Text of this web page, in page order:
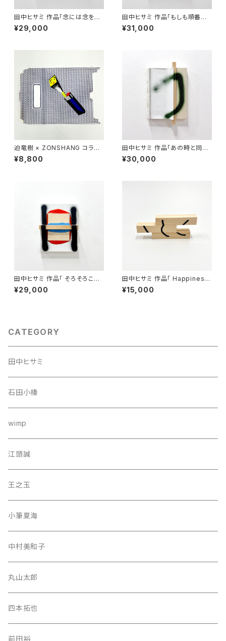
田中ヒサミ 作品「念には念を入
れて 」
¥29,000
田中ヒサミ 作品「もしも順番を
間違えたとしても 」
¥31,000
迫竜樹 × ZONSHANG コラボ
スクリーンプリント作品
¥8,800
田中ヒサミ 作品「あの時と同じ
ように振る舞えていたら 」
¥30,000
田中ヒサミ 作品「 そろそろこの
話題にも飽きてきた」
¥29,000
田中ヒサミ 作品「 Happiness
2」
¥15,000
CATEGORY
田中ヒサミ
石田小榛
wimp
江頭誠
王之玉
小筆夏海
中村美和子
丸山太郎
四本拓也
前田裕